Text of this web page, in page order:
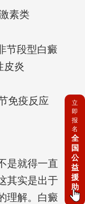
素类
节段型白癜
皮炎
免疫反应
是就得一直
其实是出于
理解。白癜
立
即
报
名
全
国
公
益
援
助